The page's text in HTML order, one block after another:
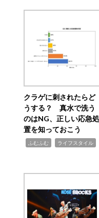
クラゲに刺されたらど
うする？ 真水で洗う
のはNG、正しい応急処
置を知っておこう
ふむふむ ライフスタイル